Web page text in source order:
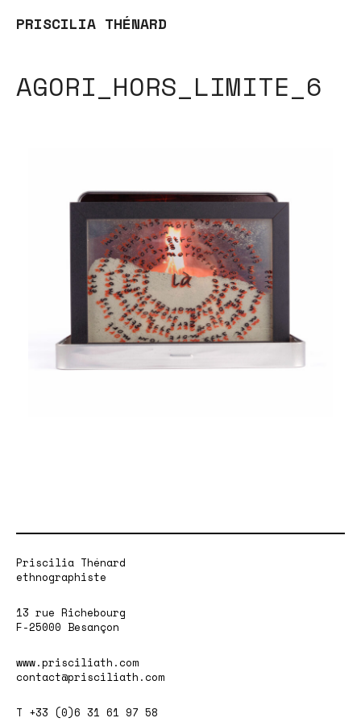
PRISCILIA THÉNARD
AGORI_HORS_LIMITE_6
Priscilia Thénard
ethnographiste
13 rue Richebourg
F-25000 Besançon
www.prisciliath.com
contact@prisciliath.com
T +33 (0)6 31 61 97 58